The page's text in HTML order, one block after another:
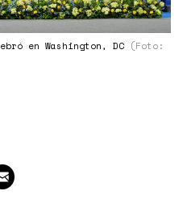
en Washington, DC (Foto: